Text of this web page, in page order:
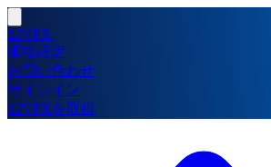
12VPX
価格設定
お問い合わせ
サインイン
12VPXを取得